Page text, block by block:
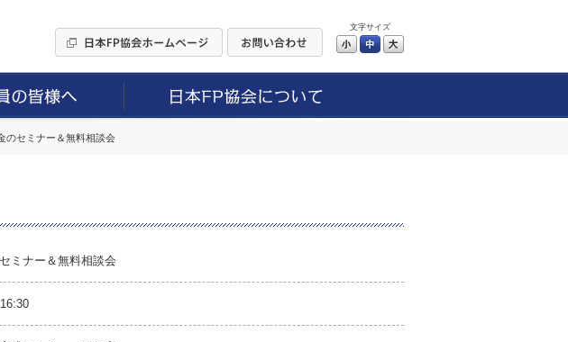
文字サイズ
小 中
のセミナー＆無料相談会
ミナー＆無料相談会